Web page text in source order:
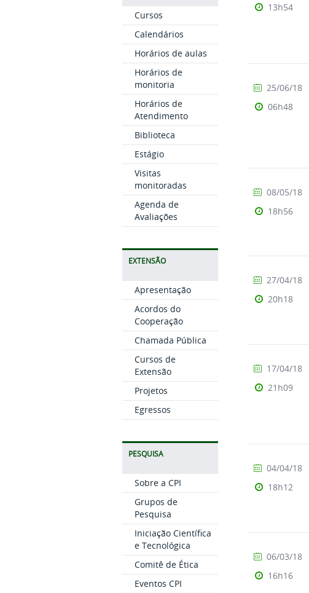
Cursos
Calendários
Horários de aulas
Horários de
monitoria
Horários de
Atendimento
Biblioteca
Estágio
Visitas
monitoradas
Agenda de
Avaliações
EXTENSÃO
Apresentação
Acordos do
Cooperação
Chamada Pública
Cursos de
Extensão
Projetos
Egressos
PESQUISA
Sobre a CPI
Grupos de
Pesquisa
Iniciação Científica
e Tecnológica
Comitê de Ética
Eventos CPI
13h54
25/06/18
06h48
08/05/18
18h56
27/04/18
20h18
17/04/18
21h09
04/04/18
18h12
06/03/18
16h16